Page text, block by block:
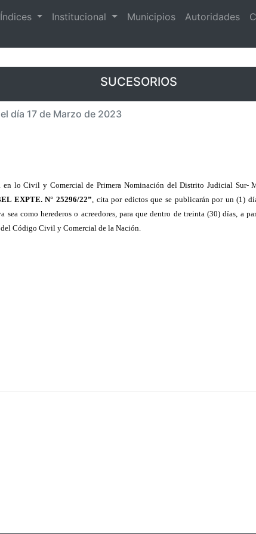
Índices Institucional Municipios Autoridades
SUCESORIOS
día 17 de Marzo de 2023
en lo Civil y Comercial de Primera Nominación del Distrito Judicial Sur-
EXPTE. N° 25296/22”, cita por edictos que se publicarán por un (1)
sea como herederos o acreedores, para que dentro de treinta (30) días, a
Código Civil y Comercial de la Nación.